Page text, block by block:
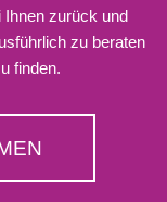
zurück und
zu beraten
finden.